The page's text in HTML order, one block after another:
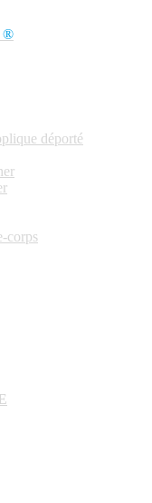
®
déporté
corps